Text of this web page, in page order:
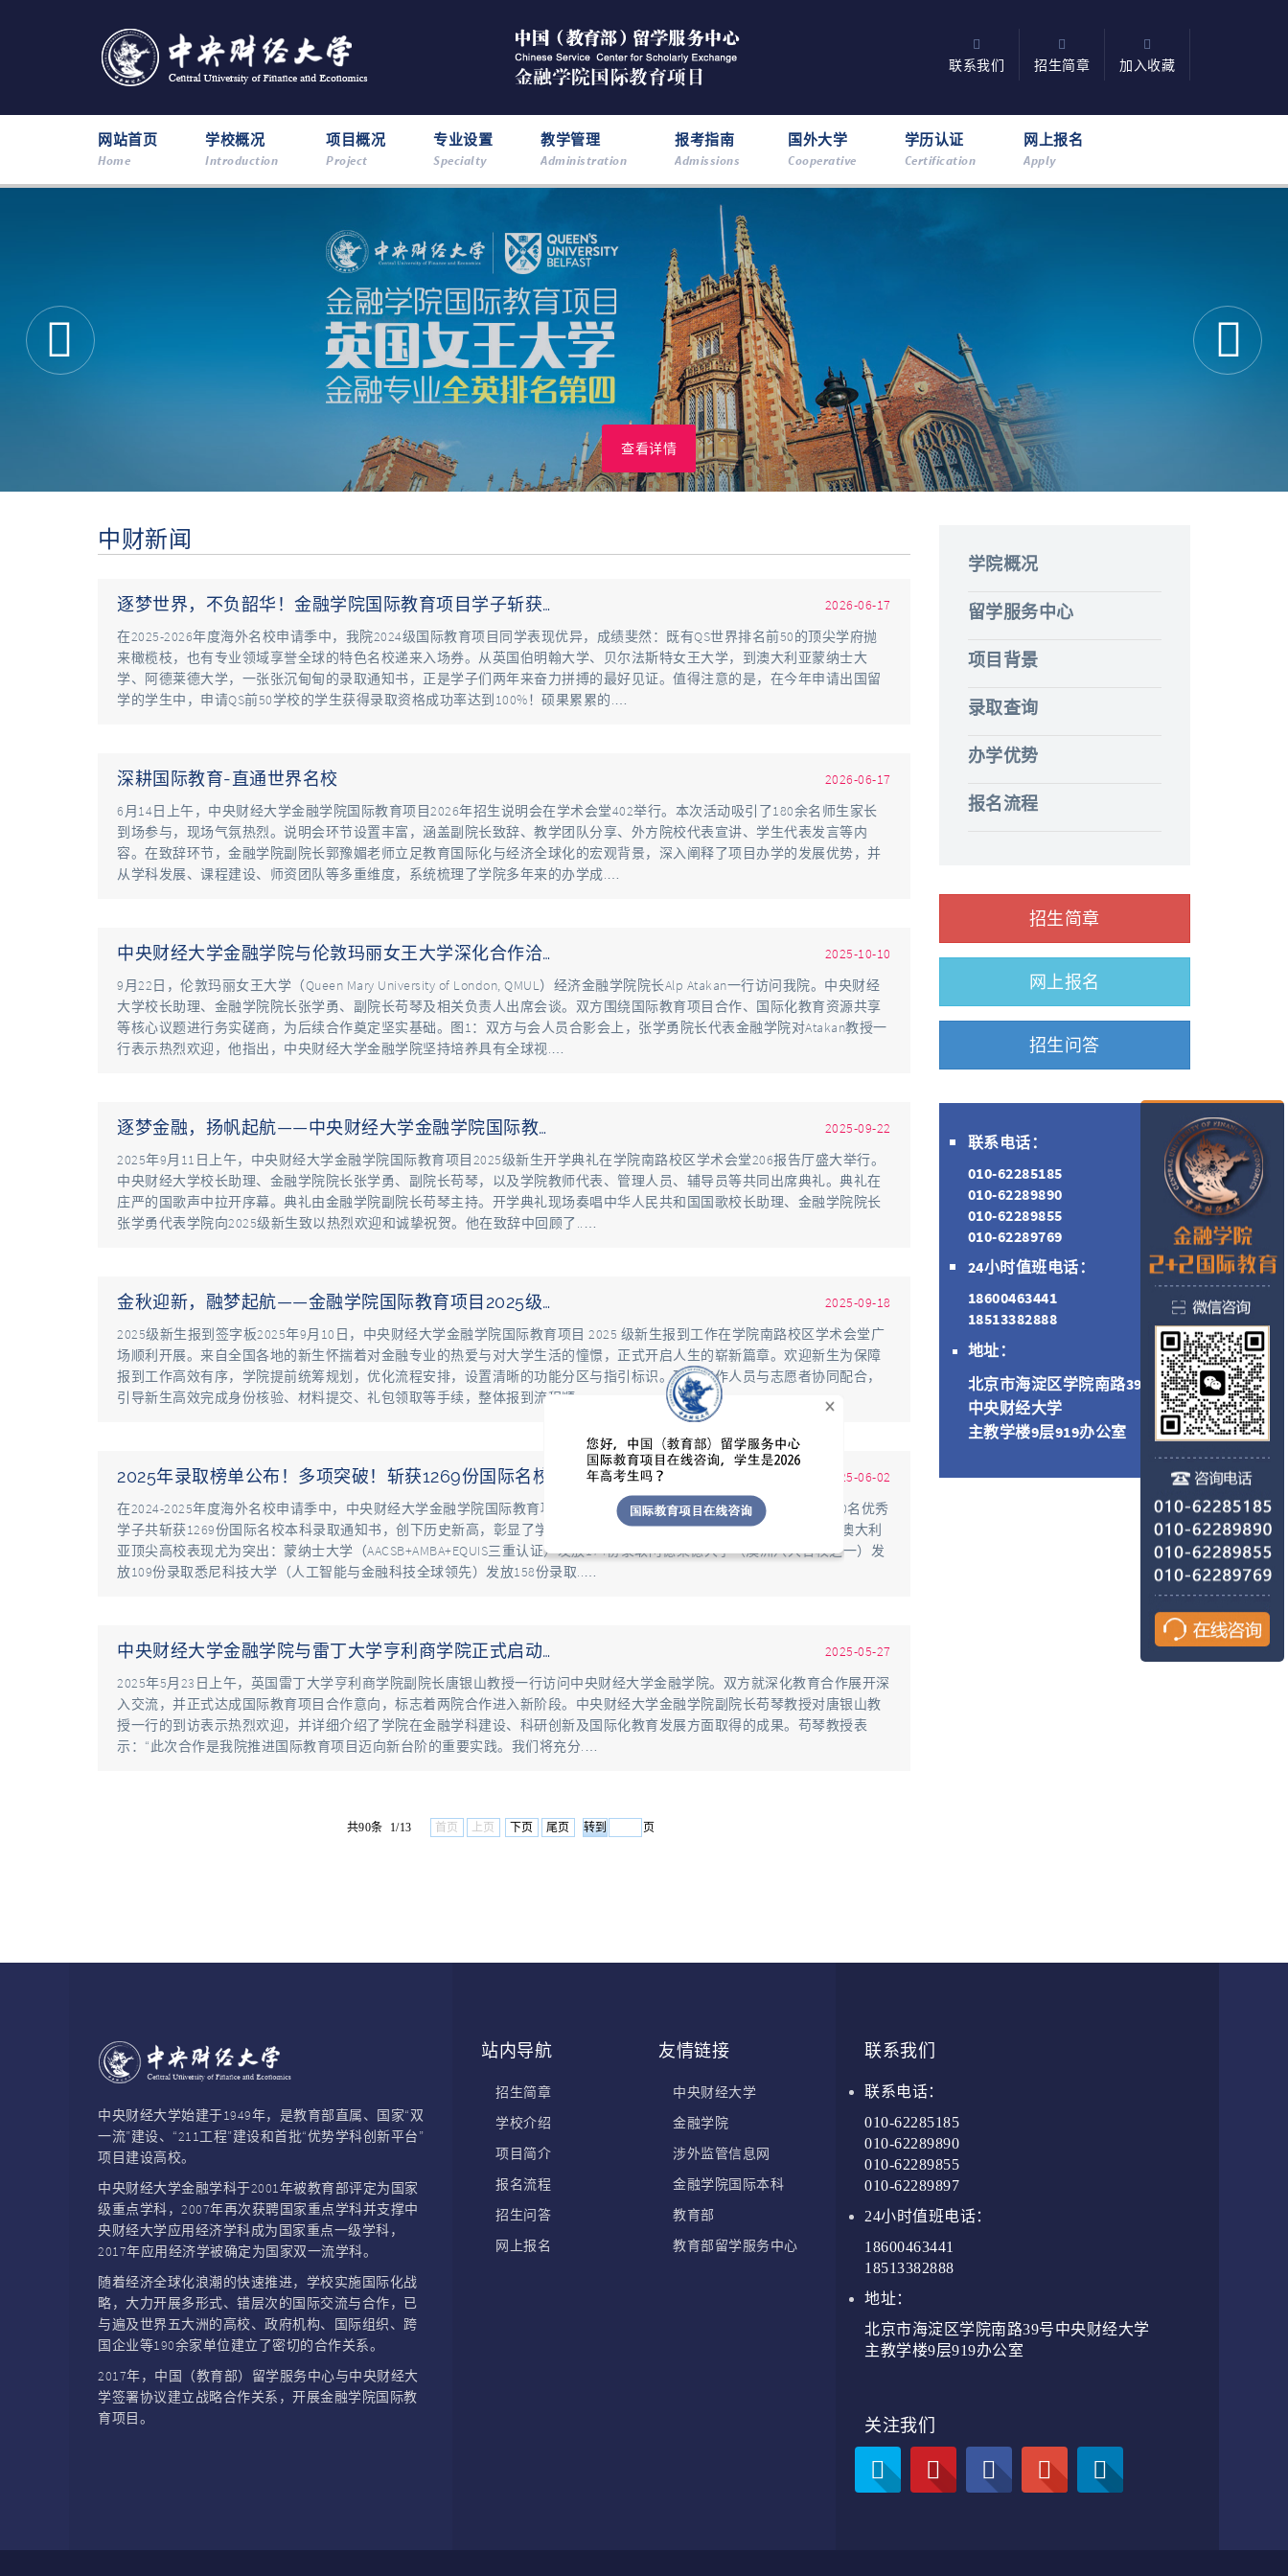
联系我们 招生简章 加入收藏
网站首页
Home
学校概况
Introduction
项目概况
Project
专业设置
Specialty
教学管理
Administration
报考指南
Admissions
国外大学
Cooperative
学历认证
Certification
网上报名
Apply
查看详情
中财新闻
逐梦世界，不负韶华！金融学院国际教育项目学子斩获…
2026-06-17
在2025-2026年度海外名校申请季中，我院2024级国际教育项目同学表现优异，成绩斐然：既有QS世界排名前50的顶尖学府抛
来橄榄枝，也有专业领域享誉全球的特色名校递来入场券。从英国伯明翰大学、贝尔法斯特女王大学，到澳大利亚蒙纳士大
学、阿德莱德大学，一张张沉甸甸的录取通知书，正是学子们两年来奋力拼搏的最好见证。值得注意的是，在今年申请出国留
学的学生中，申请QS前50学校的学生获得录取资格成功率达到100%！硕果累累的.…
深耕国际教育-直通世界名校
2026-06-17
6月14日上午，中央财经大学金融学院国际教育项目2026年招生说明会在学术会堂402举行。本次活动吸引了180余名师生家长
到场参与，现场气氛热烈。说明会环节设置丰富，涵盖副院长致辞、教学团队分享、外方院校代表宣讲、学生代表发言等内
容。在致辞环节，金融学院副院长郭豫媚老师立足教育国际化与经济全球化的宏观背景，深入阐释了项目办学的发展优势，并
从学科发展、课程建设、师资团队等多重维度，系统梳理了学院多年来的办学成.…
中央财经大学金融学院与伦敦玛丽女王大学深化合作洽…
2025-10-10
9月22日，伦敦玛丽女王大学（Queen Mary University of London, QMUL）经济金融学院院长Alp Atakan一行访问我院。中央财经
大学校长助理、金融学院院长张学勇、副院长苟琴及相关负责人出席会谈。双方围绕国际教育项目合作、国际化教育资源共享
等核心议题进行务实磋商，为后续合作奠定坚实基础。图1：双方与会人员合影会上，张学勇院长代表金融学院对Atakan教授一
行表示热烈欢迎，他指出，中央财经大学金融学院坚持培养具有全球视.…
逐梦金融，扬帆起航——中央财经大学金融学院国际教…
2025-09-22
2025年9月11日上午，中央财经大学金融学院国际教育项目2025级新生开学典礼在学院南路校区学术会堂206报告厅盛大举行。
中央财经大学校长助理、金融学院院长张学勇、副院长苟琴，以及学院教师代表、管理人员、辅导员等共同出席典礼。典礼在
庄严的国歌声中拉开序幕。典礼由金融学院副院长苟琴主持。开学典礼现场奏唱中华人民共和国国歌校长助理、金融学院院长
张学勇代表学院向2025级新生致以热烈欢迎和诚挚祝贺。他在致辞中回顾了..…
金秋迎新，融梦起航——金融学院国际教育项目2025级…
2025-09-18
2025级新生报到签字板2025年9月10日，中央财经大学金融学院国际教育项目 2025 级新生报到工作在学院南路校区学术会堂广
场顺利开展。来自全国各地的新生怀揣着对金融专业的热爱与对大学生活的憧憬，正式开启人生的崭新篇章。欢迎新生为保障
报到工作高效有序，学院提前统筹规划，优化流程安排，设置清晰的功能分区与指引标识。现场工作人员与志愿者协同配合，
引导新生高效完成身份核验、材料提交、礼包领取等手续，整体报到流程顺.…
2025年录取榜单公布！多项突破！斩获1269份国际名校…
2025-06-02
在2024-2025年度海外名校申请季中，中央财经大学金融学院国际教育项目再次交出亮眼成绩单。截至5月28日，项目280名优秀
学子共斩获1269份国际名校本科录取通知书，创下历史新高，彰显了学院国际化人才培养的卓越成效。本次申请季中，澳大利
亚顶尖高校表现尤为突出：蒙纳士大学（AACSB+AMBA+EQUIS三重认证）发放174份录取阿德莱德大学（澳洲八大名校之一）发
放109份录取悉尼科技大学（人工智能与金融科技全球领先）发放158份录取..…
中央财经大学金融学院与雷丁大学亨利商学院正式启动…
2025-05-27
2025年5月23日上午，英国雷丁大学亨利商学院副院长唐银山教授一行访问中央财经大学金融学院。双方就深化教育合作展开深
入交流，并正式达成国际教育项目合作意向，标志着两院合作进入新阶段。中央财经大学金融学院副院长苟琴教授对唐银山教
授一行的到访表示热烈欢迎，并详细介绍了学院在金融学科建设、科研创新及国际化教育发展方面取得的成果。苟琴教授表
示：“此次合作是我院推进国际教育项目迈向新台阶的重要实践。我们将充分.…
共90条 1/13 首页 上页 下页 尾页 页
学院概况
留学服务中心
项目背景
录取查询
办学优势
报名流程
招生简章
网上报名
招生问答
联系电话：
010-62285185
010-62289890
010-62289855
010-62289769
24小时值班电话：
18600463441
18513382888
地址：
北京市海淀区学院南路39号
中央财经大学
主教学楼9层919办公室
中央财经大学始建于1949年，是教育部直属、国家“双
一流”建设、“211工程”建设和首批“优势学科创新平台”
项目建设高校。
中央财经大学金融学科于2001年被教育部评定为国家
级重点学科，2007年再次获聘国家重点学科并支撑中
央财经大学应用经济学科成为国家重点一级学科，
2017年应用经济学被确定为国家双一流学科。
随着经济全球化浪潮的快速推进，学校实施国际化战
略，大力开展多形式、错层次的国际交流与合作，已
与遍及世界五大洲的高校、政府机构、国际组织、跨
国企业等190余家单位建立了密切的合作关系。
2017年，中国（教育部）留学服务中心与中央财经大
学签署协议建立战略合作关系，开展金融学院国际教
育项目。
站内导航
招生简章
学校介绍
项目简介
报名流程
招生问答
网上报名
友情链接
中央财经大学
金融学院
涉外监管信息网
金融学院国际本科
教育部
教育部留学服务中心
联系我们
联系电话：
010-62285185
010-62289890
010-62289855
010-62289897
24小时值班电话：
18600463441
18513382888
地址：
北京市海淀区学院南路39号中央财经大学
主教学楼9层919办公室
关注我们